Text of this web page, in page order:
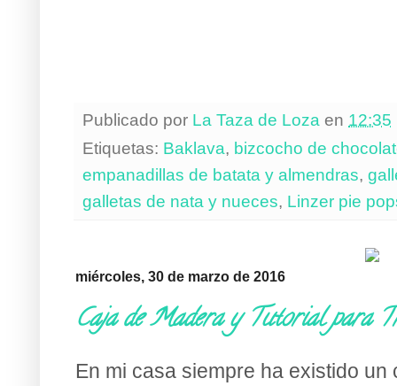
Publicado por La Taza de Loza en 12:35
Etiquetas: Baklava, bizcocho de
empanadillas de batata y almendras,
galletas de nata y nueces, Linzer pie
miércoles, 30 de marzo de 2016
Caja de Madera y Tutorial para
En mi casa siempre ha existido